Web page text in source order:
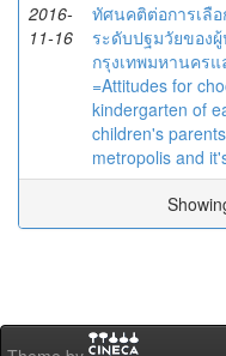
2016-
11-16
ทัศนคติต่อการเลือ
ระดับปฐมวัยของ
กรุงเทพมหานคร
=Attitudes for
kindergarten of
children's
metropolis and